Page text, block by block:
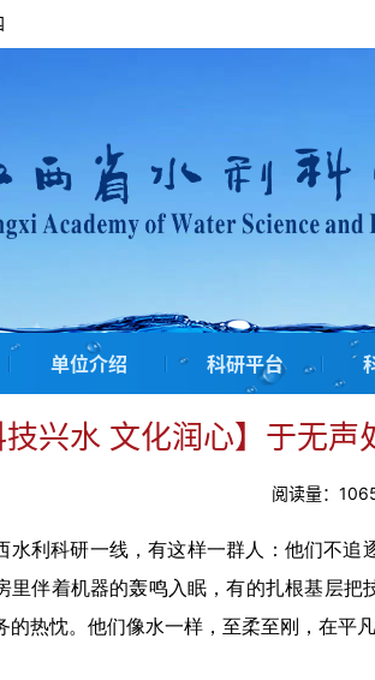
单位介绍 科研平台
技兴水 文化润心】于无
阅读量：
水利科研一线，有这样一群人：他们不追
里伴着机器的轰鸣入眠，有的扎根基层把
的热忱。他们像水一样，至柔至刚，在平